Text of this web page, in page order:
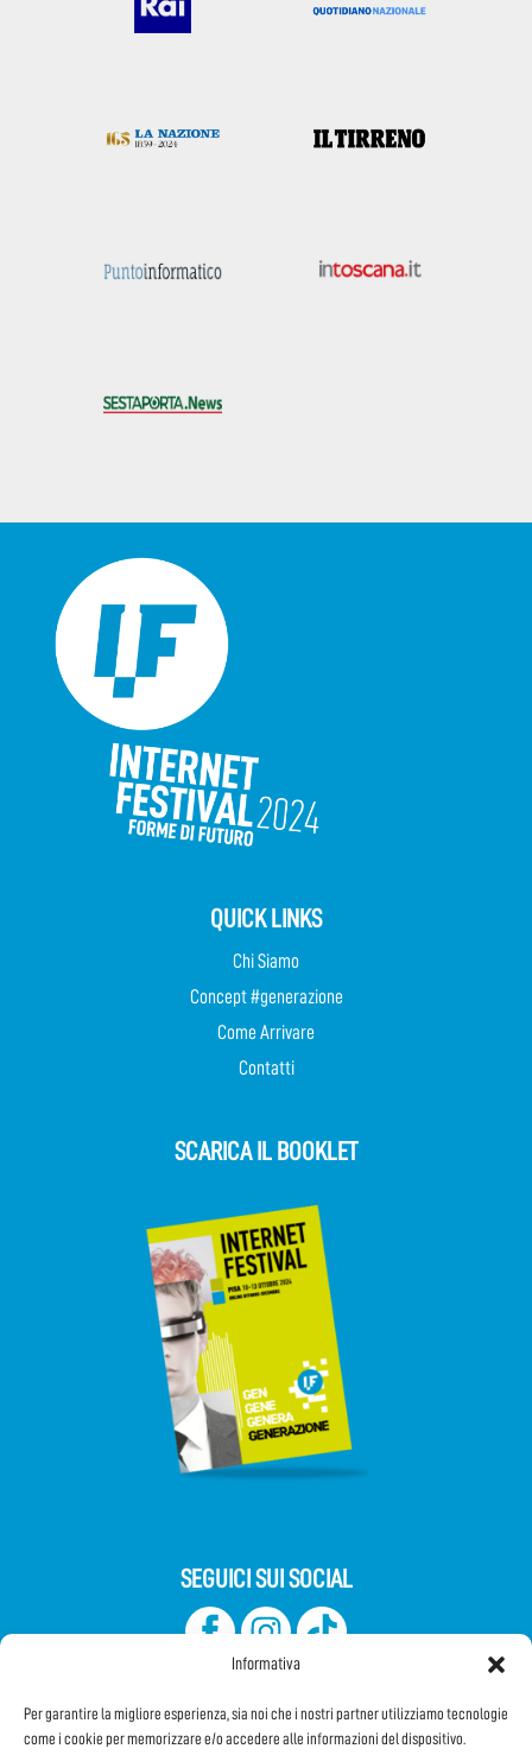
Informativa
Per garantire la migliore esperienza, sia noi che i nostri partner utilizziamo tecnologie
come i cookie per memorizzare e/o accedere alle informazioni del dispositivo.
QUICK LINKS
Chi Siamo
Concept #generazione
Come Arrivare
Contatti
SCARICA IL BOOKLET
SEGUICI SUI SOCIAL